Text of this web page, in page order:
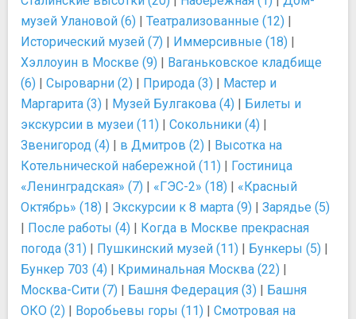
музей Улановой (6) | Театрализованные (12) |
Исторический музей (7) | Иммерсивные (18) |
Хэллоуин в Москве (9) | Ваганьковское кладбище
(6) | Сыроварни (2) | Природа (3) | Мастер и
Маргарита (3) | Музей Булгакова (4) | Билеты и
экскурсии в музеи (11) | Сокольники (4) |
Звенигород (4) | в Дмитров (2) | Высотка на
Котельнической набережной (11) | Гостиница
«Ленинградская» (7) | «ГЭС-2» (18) | «Красный
Октябрь» (18) | Экскурсии к 8 марта (9) | Зарядье (5)
| После работы (4) | Когда в Москве прекрасная
погода (31) | Пушкинский музей (11) | Бункеры (5) |
Бункер 703 (4) | Криминальная Москва (22) |
Москва-Сити (7) | Башня Федерация (3) | Башня
ОКО (2) | Воробьевы горы (11) | Смотровая на